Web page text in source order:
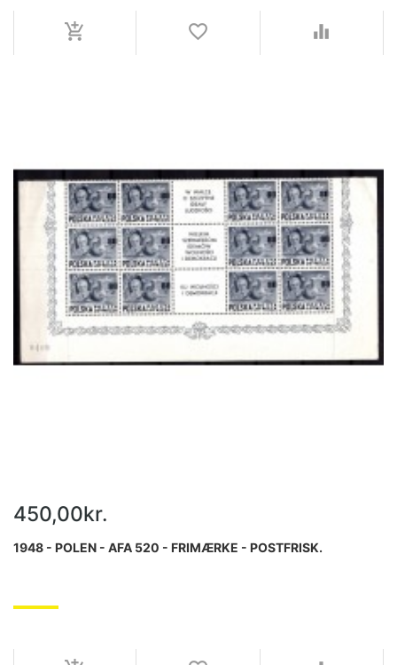
450,00kr.
1948 - POLEN - AFA 520 - FRIMÆRKE - POSTFRISK.